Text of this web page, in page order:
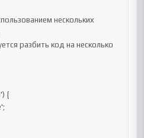
разбить код на несколько
{